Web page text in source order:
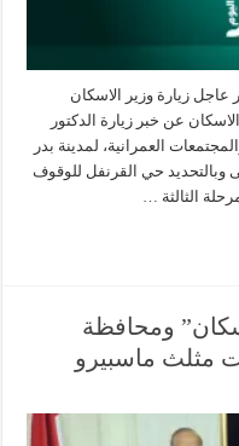
عاجل زيارة وزير الاسكان
عن خبر زيارة الدكتور
العمرانية، لمدينة بدر
وبالتحديد حي القرنفل للوقوف
الثالثة …
ومحافظة
مثلث ماسبيرو